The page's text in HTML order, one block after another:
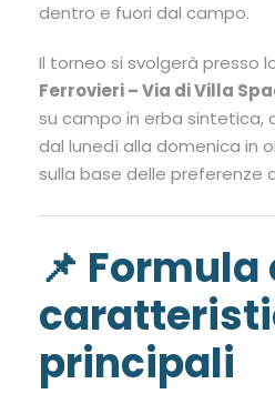
dentro e fuori dal campo.
Il torneo si svolgerà presso
Ferrovieri – Via di Villa
su campo in erba sintetica,
dal lunedì alla domenica in
sulla base delle preferenze
📌 Formula
principali